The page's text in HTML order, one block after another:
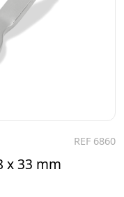
REF 6860
x 33 mm